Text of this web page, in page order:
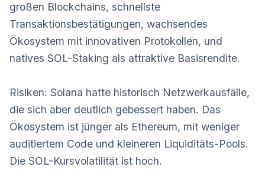
großen Blockchains, schnellste
Transaktionsbestätigungen, wachsendes
Ökosystem mit innovativen Protokollen, und
natives SOL-Staking als attraktive Basisrendite.
Risiken: Solana hatte historisch Netzwerkausfälle,
die sich aber deutlich gebessert haben. Das
Ökosystem ist jünger als Ethereum, mit weniger
auditiertem Code und kleineren Liquiditäts-Pools.
Die SOL-Kursvolatilität ist hoch.